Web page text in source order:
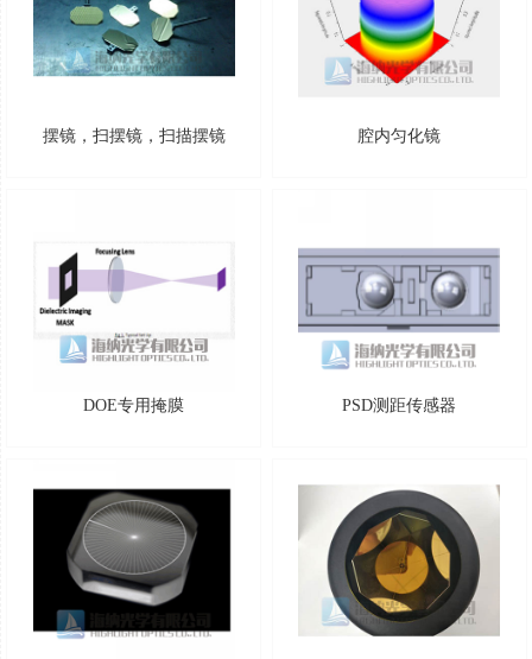
摆镜，扫摆镜，扫描摆镜 腔内匀化镜
DOE专用掩膜 PSD测距传感器